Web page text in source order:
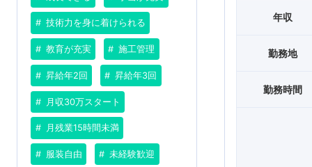
技術力を身に着けられる
教育が充実 施工管理
昇給年2回 昇給年3回
月収30万スタート
月残業15時間未満
服装自由 未経験歓迎
年収
勤務地
勤務時間